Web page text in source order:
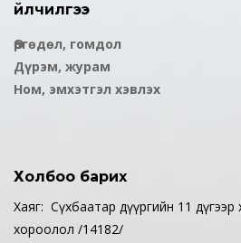
Үйлчилгээ
Өргөдөл, гомдол
Дүрэм, журам
Ном, эмхэтгэл хэвлэх
Холбоо барих
Хаяг: Сүхбаатар дүүргийн 11 дүгээр
хороолол /14182/